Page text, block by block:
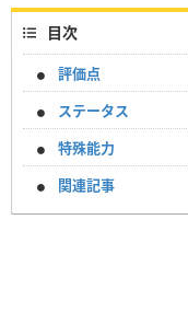
目次
評価点
ステータス
特殊能力
関連記事